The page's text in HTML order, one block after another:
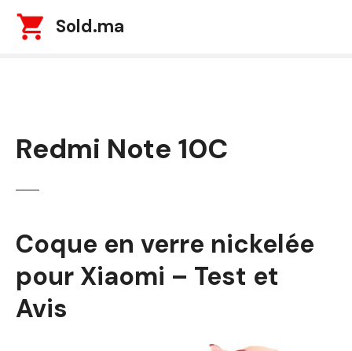
Sold.ma
Redmi Note 10C
Coque en verre nickelée
pour Xiaomi – Test et
Avis